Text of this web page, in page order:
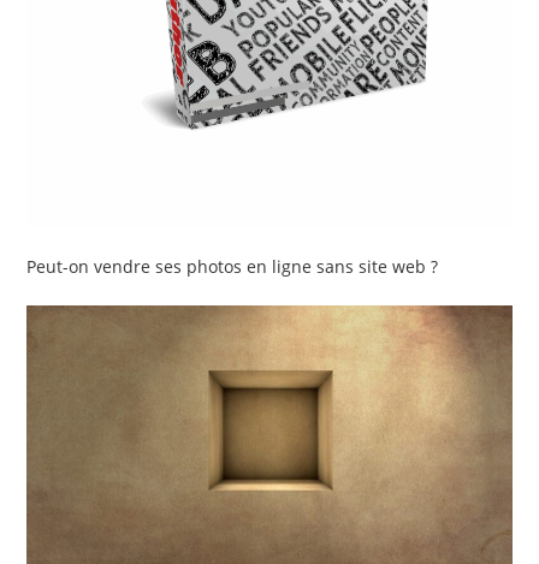
Peut-on vendre ses photos en ligne sans site web ?